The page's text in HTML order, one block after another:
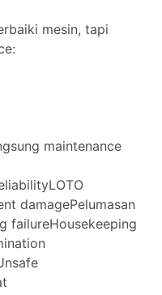
mesin, tapi
maintenance
damagePelumasan
failureHousekeeping